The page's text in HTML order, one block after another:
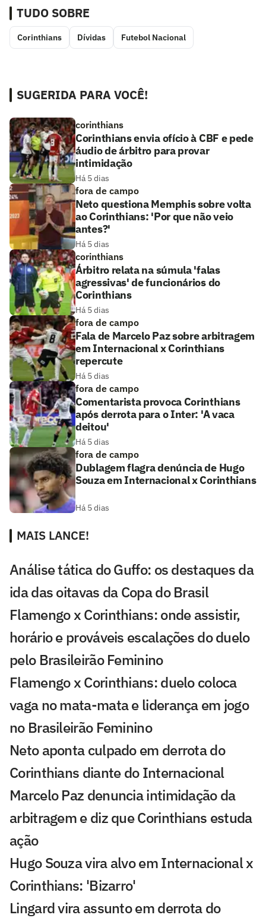
TUDO SOBRE
Corinthians Dívidas Futebol Nacional
SUGERIDA PARA VOCÊ!
corinthians
Corinthians envia ofício à CBF e pede
áudio de árbitro para provar
intimidação
Há 5 dias
fora de campo
Neto questiona Memphis sobre volta
ao Corinthians: 'Por que não veio
antes?'
Há 5 dias
corinthians
Árbitro relata na súmula 'falas
agressivas' de funcionários do
Corinthians
Há 5 dias
fora de campo
Fala de Marcelo Paz sobre arbitragem
em Internacional x Corinthians
repercute
Há 5 dias
fora de campo
Comentarista provoca Corinthians
após derrota para o Inter: 'A vaca
deitou'
Há 5 dias
fora de campo
Dublagem flagra denúncia de Hugo
Souza em Internacional x Corinthians
Há 5 dias
MAIS LANCE!
Análise tática do Guffo: os destaques da
ida das oitavas da Copa do Brasil
Flamengo x Corinthians: onde assistir,
horário e prováveis escalações do duelo
pelo Brasileirão Feminino
Flamengo x Corinthians: duelo coloca
vaga no mata-mata e liderança em jogo
no Brasileirão Feminino
Neto aponta culpado em derrota do
Corinthians diante do Internacional
Marcelo Paz denuncia intimidação da
arbitragem e diz que Corinthians estuda
ação
Hugo Souza vira alvo em Internacional x
Corinthians: 'Bizarro'
Lingard vira assunto em derrota do